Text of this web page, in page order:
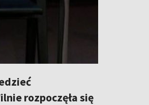
rozpoczęła się